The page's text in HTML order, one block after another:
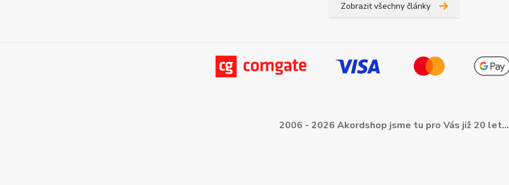
Zobrazit všechny články
2006 - 2026 Akordshop jsme tu pro Vás již 20 let...